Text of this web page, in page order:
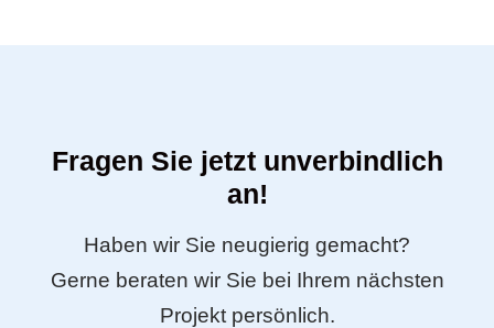
Fragen Sie jetzt unverbindlich
an!
Haben wir Sie neugierig gemacht?
Gerne beraten wir Sie bei Ihrem nächsten
Projekt persönlich.